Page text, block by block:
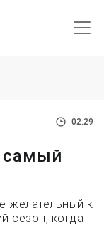
02:29
самый
желательный к
сезон, когда